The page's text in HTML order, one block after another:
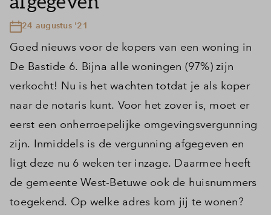
24 augustus '21
Goed nieuws voor de kopers van een woning in
De Bastide 6. Bijna alle woningen (97%) zijn
verkocht! Nu is het wachten totdat je als koper
naar de notaris kunt. Voor het zover is, moet er
eerst een onherroepelijke omgevingsvergunning
zijn. Inmiddels is de vergunning afgegeven en
ligt deze nu 6 weken ter inzage. Daarmee heeft
de gemeente West-Betuwe ook de huisnummers
toegekend. Op welke adres kom jij te wonen?